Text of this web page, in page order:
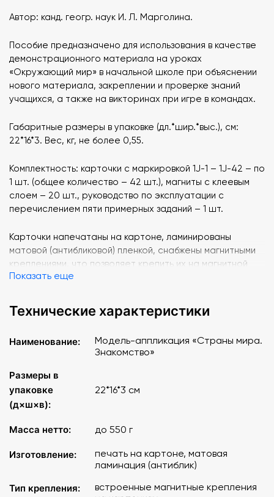
Автор: канд. геогр. наук И. Л. Марголина.
Пособие предназначено для использования в качестве
демонстрационного материала на уроках
«Окружающий мир» в начальной школе при объяснении
нового материала, закреплении и проверке знаний
учащихся, а также на викторинах при игре в командах.
Габаритные размеры в упаковке (дл.*шир.*выс.), см:
22*16*3. Вес, кг, не более 0,55.
Комплектность: карточки с маркировкой 1J-1 – 1J-42 – по
1 шт. (общее количество – 42 шт.), магниты с клеевым
слоем – 20 шт., руководство по эксплуатации с
перечислением пяти примерных заданий – 1 шт.
Карточки напечатаны на картоне, ламинированы
матовой (антибликовой) пленкой, снабжены магнитными
креплениями, что позволяет крепить их на магнитной
доске или экране для динамических пособий.
слоем для карточек с изображениями, которые могут
подобрать учитель или учащиеся в качестве домашнего
Пособие знакомит учащихся со странами мира:
Россией, Великобританией, Францией, Германией, США,
Китаем. Набор карточек для каждой страны включает
следующие изображения: название страны, столицу,
флаг, герб, официальный язык, денежную единицу и
наиболее известную достопримечательность,
языка приведено его написание на этом языке. Для
денежных единиц приведены название местной
две стороны монеты и банкнота номиналом 100 единиц
Показать еще
Технические характеристики
Наименование:
Модель-аппликация «Страны мира.
Знакомство»
Размеры в
упаковке
(д×ш×в):
22*16*3 см
Масса нетто: до 550 г
Изготовление:
печать на картоне, матовая
ламинация (антиблик)
Тип крепления:
встроенные магнитные крепления